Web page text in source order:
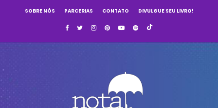
SOBRE NÓS PARCERIAS CONTATO DIVULGUE SEU LIVRO!